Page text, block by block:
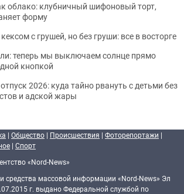
облако: клубничный шифоновый торт,
форму
с грушей, но без груши: все в восторге
теперь мы выключаем солнце прямо
кнопкой
2026: куда тайно рвануть с детьми без
и адской жары
| Общество | Происшествия | Фоторепортажи |
| Спорт
«Nord-News»
средства массовой информации «Nord-News» Эл
г. выдано Федеральной службой по